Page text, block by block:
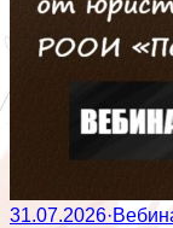
31.07.2026·